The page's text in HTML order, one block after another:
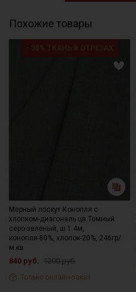
Похожие товары
Мерный лоскут Конопля с
хлопком-диагональ цв.Темный
серо-зеленый, ш.1.4м,
конопля-80%, хлопок-20%, 246гр/
м.кв
840 руб. 1200 руб.
Только онлайн-заказ